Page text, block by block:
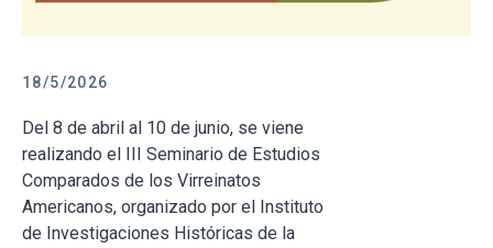
18/5/2026
Del 8 de abril al 10 de junio, se viene
realizando el III Seminario de Estudios
Comparados de los Virreinatos
Americanos, organizado por el Instituto
de Investigaciones Históricas de la